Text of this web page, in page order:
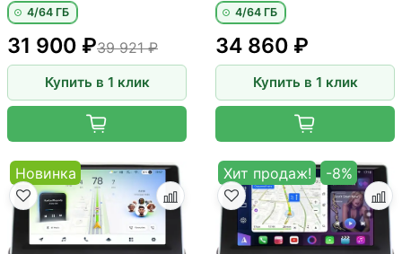
4/64 ГБ
39 921 ₽
31 900 ₽
Купить в 1 клик
4/64 ГБ
34 860 ₽
Купить в 1 клик
Новинка Хит продаж! -8%